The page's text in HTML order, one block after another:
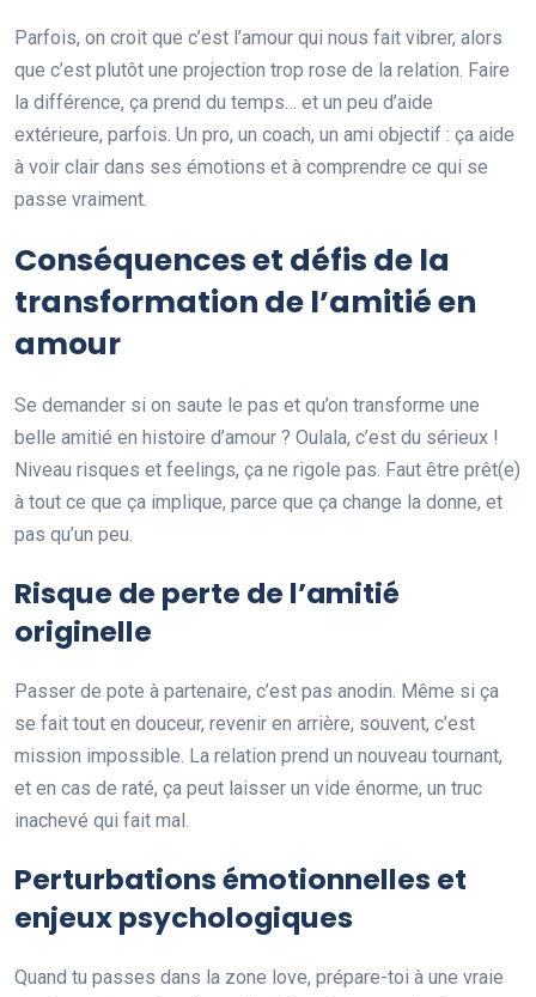
Parfois, on croit que c’est l’amour qui nous fait vibrer, alors
que c’est plutôt une projection trop rose de la relation. Faire
la différence, ça prend du temps… et un peu d’aide
extérieure, parfois. Un pro, un coach, un ami objectif : ça aide
à voir clair dans ses émotions et à comprendre ce qui se
passe vraiment.
Conséquences et défis de la
transformation de l’amitié en
amour
Se demander si on saute le pas et qu’on transforme une
belle amitié en histoire d’amour ? Oulala, c’est du sérieux !
Niveau risques et feelings, ça ne rigole pas. Faut être prêt(e)
à tout ce que ça implique, parce que ça change la donne, et
pas qu’un peu.
Risque de perte de l’amitié
originelle
Passer de pote à partenaire, c’est pas anodin. Même si ça
se fait tout en douceur, revenir en arrière, souvent, c’est
mission impossible. La relation prend un nouveau tournant,
et en cas de raté, ça peut laisser un vide énorme, un truc
inachevé qui fait mal.
Perturbations émotionnelles et
enjeux psychologiques
Quand tu passes dans la zone love, prépare-toi à une vraie